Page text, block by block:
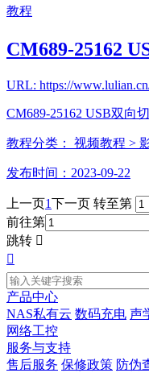
教程
CM689-25162
URL: https://
CM689-25162 USB双向
教程分类： 视频教程 >
发布时间：2023-09-22
上一页1下一页 转至第
前往第
跳转 

产品中心
NAS私有云 数码充电 声
网络工控
服务与支持
售后服务 保修政策 防伪